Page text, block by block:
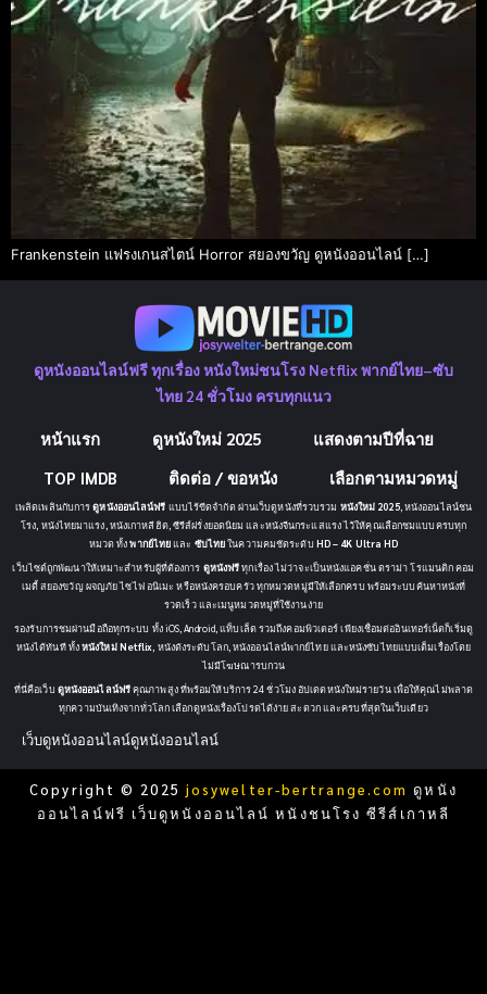
Frankenstein แฟรงเกนสไตน์ Horror สยองขวัญ ดูหนังออนไลน์ […]
ดูหนังออนไลน์ฟรี ทุกเรื่อง หนังใหม่ชนโรง Netflix พากย์ไทย–ซับ
ไทย 24 ชั่วโมง ครบทุกแนว
หน้าแรก ดูหนังใหม่ 2025
แสดงตามปีที่ฉาย
TOP IMDB
ติดต่อ / ขอหนัง เลือกตามหมวดหมู่
เพลิดเพลินกับการดูหนังออนไลน์ฟรี แบบไร้ขีดจำกัด ผ่านเว็บดูหนังที่รวบรวม หนังใหม่ 2025, หนังออนไลน์ชน
โรง, หนังไทยมาแรง, หนังเกาหลีฮิต, ซีรีส์ฝรั่งยอดนิยม และหนังจีนกระแสแรง ไว้ให้คุณเลือกชมแบบครบทุก
หมวด ทั้งพากย์ไทยและ ซับไทยในความคมชัดระดับ HD – 4K Ultra HD
เว็บไซต์ถูกพัฒนาให้เหมาะสำหรับผู้ที่ต้องการ ดูหนังฟรีทุกเรื่อง ไม่ว่าจะเป็นหนังแอคชั่น ดราม่า โรแมนติก คอม
เมดี้ สยองขวัญ ผจญภัย ไซไฟ อนิเมะ หรือหนังครอบครัว ทุกหมวดหมู่มีให้เลือกครบ พร้อมระบบค้นหาหนังที่
รวดเร็ว และเมนูหมวดหมู่ที่ใช้งานง่าย
รองรับการชมผ่านมือถือทุกระบบ ทั้ง iOS, Android, แท็บเล็ต รวมถึงคอมพิวเตอร์ เพียงเชื่อมต่ออินเทอร์เน็ตก็เริ่มดู
หนังได้ทันที ทั้งหนังใหม่ Netflix , หนังดังระดับโลก, หนังออนไลน์พากย์ไทย และหนังซับไทยแบบเต็มเรื่องโดย
ไม่มีโฆษณารบกวน
ที่นี่คือเว็บ ดูหนังออนไลน์ฟรีคุณภาพสูง ที่พร้อมให้บริการ 24 ชั่วโมง อัปเดตหนังใหม่รายวัน เพื่อให้คุณไม่พลาด
ทุกความบันเทิงจากทั่วโลก เลือกดูหนังเรื่องโปรดได้ง่าย สะดวก และครบที่สุดในเว็บเดียว
เว็บดูหนังออนไลน์ดูหนังออนไลน์
Copyright © 2025 josywelter-bertrange.com ดูหนัง
ออนไลน์ฟรี เว็บดูหนังออนไลน์ หนังชนโรง ซีรีส์เกาหลี